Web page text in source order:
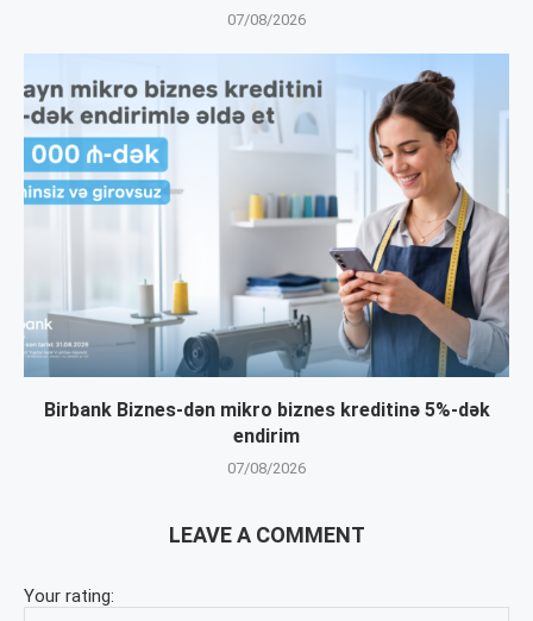
07/08/2026
Birbank Biznes-dən mikro biznes kreditinə 5%-dək
endirim
07/08/2026
LEAVE A COMMENT
Your rating: